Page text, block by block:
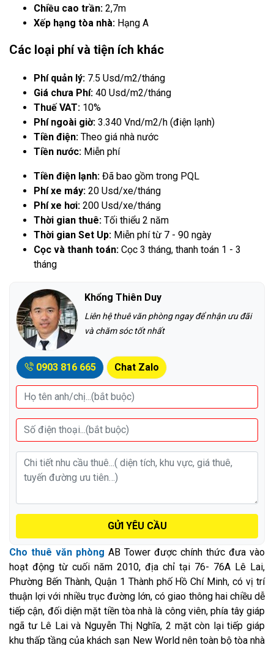
Chiều cao trần: 2,7m
Xếp hạng tòa nhà: Hạng A
Các loại phí và tiện ích khác
Phí quản lý: 7.5 Usd/m2/tháng
Giá chưa Phí: 40 Usd/m2/tháng
Thuế VAT: 10%
Phí ngoài giờ: 3.340 Vnd/m2/h (điện lạnh)
Tiền điện: Theo giá nhà nước
Tiền nước: Miễn phí
Tiền điện lạnh: Đã bao gồm trong PQL
Phí xe máy: 20 Usd/xe/tháng
Phí xe hơi: 200 Usd/xe/tháng
Thời gian thuê: Tối thiểu 2 năm
Thời gian Set Up: Miễn phí từ 7 - 90 ngày
Cọc và thanh toán: Cọc 3 tháng, thanh toán 1 - 3
tháng
Khổng Thiên Duy
Liên hệ thuê văn phòng ngay để nhận ưu đãi
và chăm sóc tốt nhất
0903 816 665 Chat Zalo
GỬI YÊU CẦU
Cho thuê văn phòng AB Tower được chính thức đưa vào
hoạt động từ cuối năm 2010, địa chỉ tại 76- 76A Lê Lai,
Phường Bến Thành, Quận 1 Thành phố Hồ Chí Minh, có vị trí
thuận lợi với nhiều trục đường lớn, có giao thông hai chiều dễ
tiếp cận, đối diện mặt tiền tòa nhà là công viên, phía tây giáp
ngã tư Lê Lai và Nguyễn Thị Nghĩa, 2 mặt còn lại tiếp giáp
khu thấp tầng của khách sạn New World nên toàn bộ tòa nhà